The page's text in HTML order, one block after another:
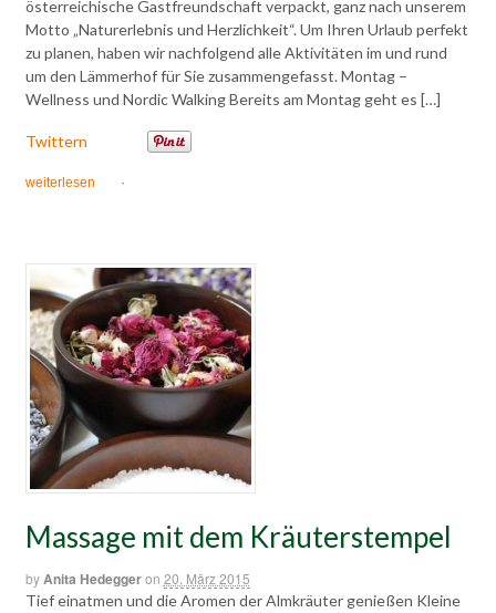
österreichische Gastfreundschaft verpackt, ganz nach unserem
Motto „Naturerlebnis und Herzlichkeit“. Um Ihren Urlaub perfekt
zu planen, haben wir nachfolgend alle Aktivitäten im und rund
um den Lämmerhof für Sie zusammengefasst. Montag –
Wellness und Nordic Walking Bereits am Montag geht es […]
Twittern
weiterlesen ·
Massage mit dem Kräuterstempel
byAnita Hedeggeron 20. März 2015
Tief einatmen und die Aromen der Almkräuter genießen Kleine